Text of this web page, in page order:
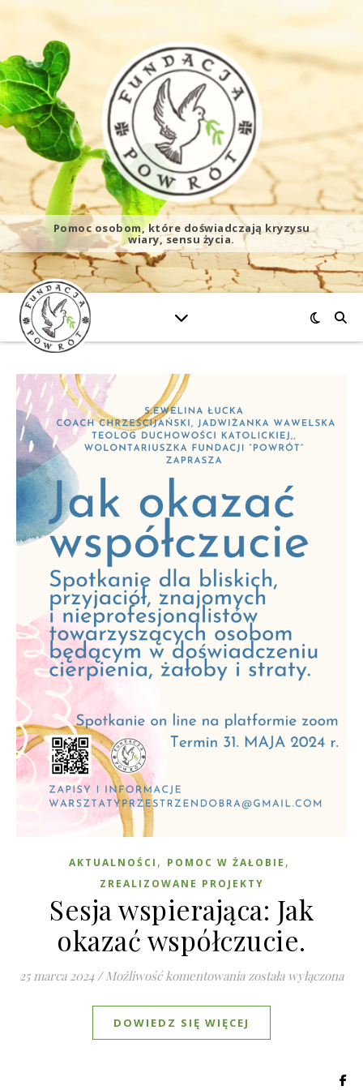
Pomoc osobom, które doświadczają kryzysu
wiary, sensu życia.
AKTUALNOŚCI , POMOC W ŻAŁOBIE ,
ZREALIZOWANE PROJEKTY
Sesja wspierająca: Jak
okazać współczucie.
25 marca 2024 / Możliwość komentowania Sesja wspierająca:
została wyłączona
DOWIEDZ SIĘ WIĘCEJ